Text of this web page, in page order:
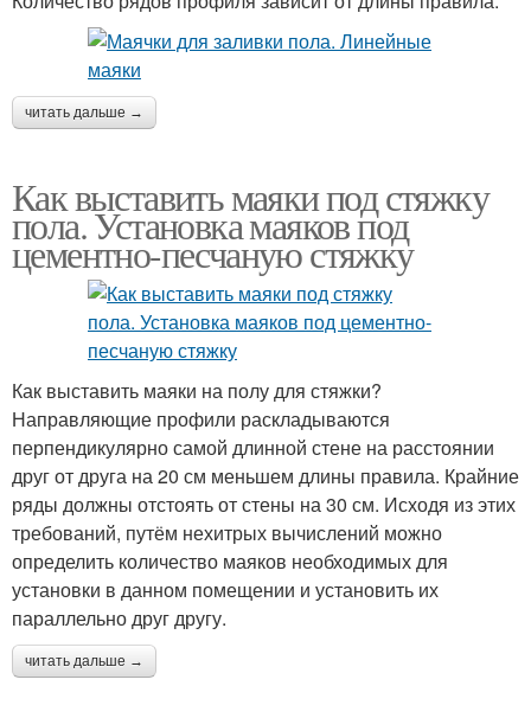
читать дальше →
Как выставить маяки под стяжку
пола. Установка маяков под
цементно-песчаную стяжку
Как выставить маяки на полу для стяжки?
Направляющие профили раскладываются
перпендикулярно самой длинной стене на расстоянии
друг от друга на 20 см меньшем длины правила. Крайние
ряды должны отстоять от стены на 30 см. Исходя из этих
требований, путём нехитрых вычислений можно
определить количество маяков необходимых для
установки в данном помещении и установить их
параллельно друг другу.
читать дальше →